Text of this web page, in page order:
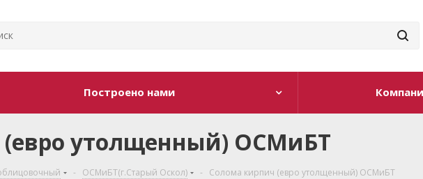
Построено нами
утолщенный) ОСМиБТ
- ОСМиБТ(г.Старый Оскол) - Солома кирпич (евро утолщенный) ОСМиБТ